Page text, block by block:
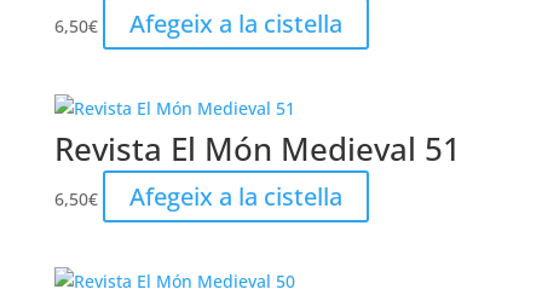
6,50€ Afegeix a la cistella
Revista El Món Medieval 51
6,50€ Afegeix a la cistella